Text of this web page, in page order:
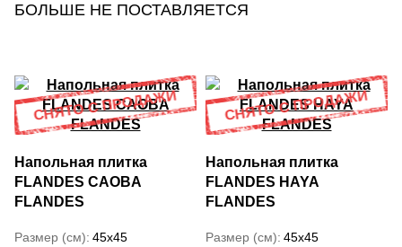
БОЛЬШЕ НЕ ПОСТАВЛЯЕТСЯ
Напольная плитка
FLANDES CAOBA
FLANDES
Размер (см) 45x45
Напольная плитка
FLANDES HAYA
FLANDES
Размер (см) 45x45